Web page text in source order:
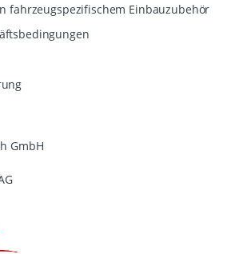
fahrzeugspezifischem Einbauzubehör
GmbH